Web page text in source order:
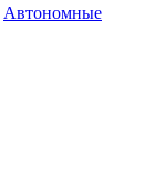
Автономные